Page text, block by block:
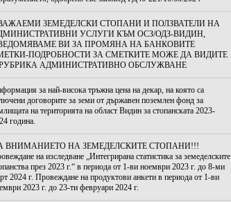
ЗЕМЕДЕЛСКИ СТОПАНИ И ПОЛЗВАТЕЛИ НА
УСЛУГИ КЪМ ОСЗ/ОДЗ-ВИДИН,
ВИ ЗА ПРОМЯНА НА БАНКОВИТЕ
ПОДРОБНОСТИ ЗА СМЕТКИТЕ МОЖЕ ДА ВИДИТЕ
АДМИНИСТРАТИВНО ОБСЛУЖВАНЕ
за най-висока тръжна цена на декар, на която са
договорите за земи от държавен поземлен фонд за
на територията на област Видин за стопанската 2023-
година.
ВНИМАНИЕТО НА ЗЕМЕДЕЛСКИТЕ СТОПАНИ!!!
на изследване „Интегрирана статистика за земеделските
през 2023 г.“ в периода от 1-ви ноември 2023 г. до 8-ми
2024 г. Провеждане на продуктови анкети в периода от 1-ви
2023 г. до 23-ти февруари 2024 г.